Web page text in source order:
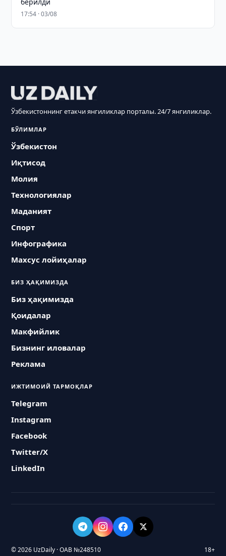
17:54 · 03/08
Ўзбекистоннинг етакчи янгиликлар порталы. 24/7 янгиликлар.
БЎЛИМЛАР
Ўзбекистон
Иқтисод
Молия
Технологиялар
Маданият
Спорт
Инфографика
Махсус лойиҳалар
БИЗ ҲАҚИМИЗДА
Биз ҳақимизда
Қоидалар
Макфийлик
Бизнинг иловалар
Реклама
ИЖТИМОИЙ ТАРМОҚЛАР
Telegram
Instagram
Facebook
Twitter/X
LinkedIn
© 2026 UzDaily · ОАВ №248510 18+